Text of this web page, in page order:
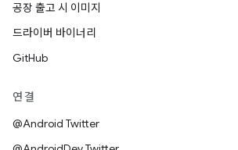
공장 출고 시 이미지
드라이버 바이너리
GitHub
연결
@Android Twitter